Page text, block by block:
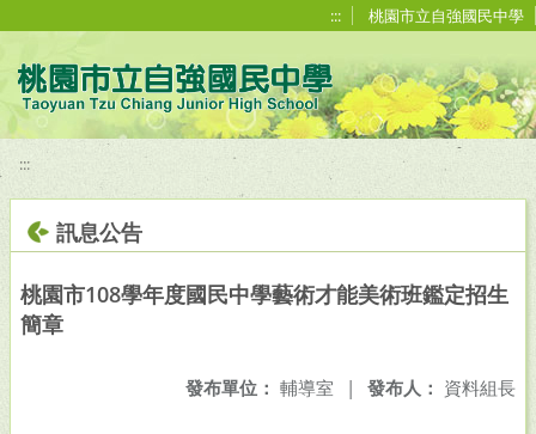
::: 桃園市立自強國民中學
:::
訊息公告
桃園市108學年度國民中學藝術才能美術班鑑定招生
簡章
發布人： 資料組長
發布單位： 輔導室 |